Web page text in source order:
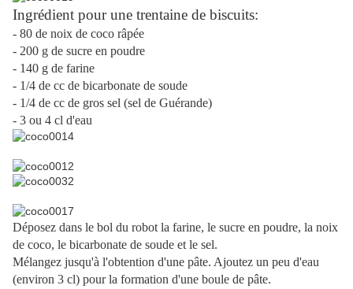
Ingrédient pour une trentaine de biscuits:
- 80 de noix de coco râpée
- 200 g de sucre en poudre
- 140 g de farine
- 1/4 de cc de bicarbonate de soude
- 1/4 de cc de gros sel (sel de Guérande)
- 3 ou 4 cl d'eau
Déposez dans le bol du robot la farine, le sucre en poudre, la noix
de coco, le bicarbonate de soude et le sel.
Mélangez jusqu'à l'obtention d'une pâte. Ajoutez un peu d'eau
(environ 3 cl) pour la formation d'une boule de pâte.